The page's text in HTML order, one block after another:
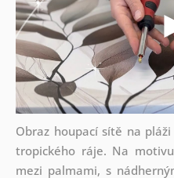
Obraz houpací sítě na
tropického ráje. Na
mezi palmami, s